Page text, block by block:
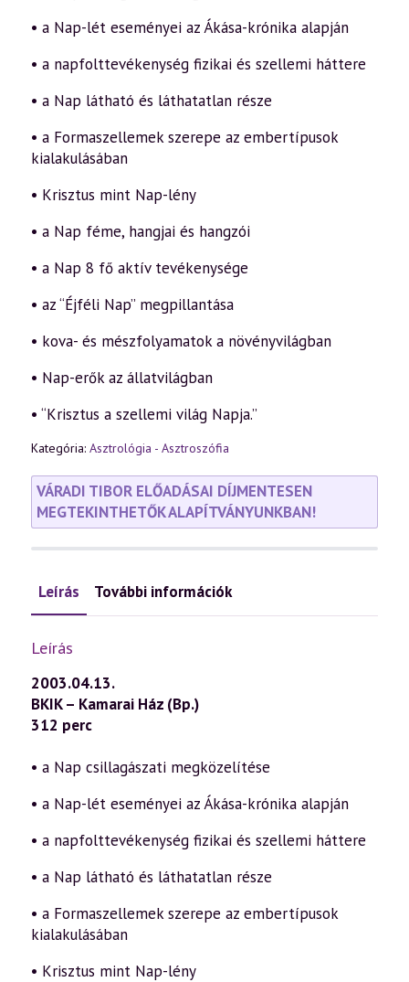
mennyiség
• a Nap-lét eseményei az Ákása-krónika alapján
• a napfolttevékenység fizikai és szellemi háttere
• a Nap látható és láthatatlan része
• a Formaszellemek szerepe az embertípusok
kialakulásában
• Krisztus mint Nap-lény
• a Nap féme, hangjai és hangzói
• a Nap 8 fő aktív tevékenysége
• az “Éjféli Nap” megpillantása
• kova- és mészfolyamatok a növényvilágban
• Nap-erők az állatvilágban
• “Krisztus a szellemi világ Napja.”
Kategória: Asztrológia - Asztroszófia
VÁRADI TIBOR ELŐADÁSAI DÍJMENTESEN
MEGTEKINTHETŐK ALAPÍTVÁNYUNKBAN!
Leírás További információk
Leírás
2003.04.13.
BKIK – Kamarai Ház (Bp.)
312 perc
• a Nap csillagászati megközelítése
• a Nap-lét eseményei az Ákása-krónika alapján
• a napfolttevékenység fizikai és szellemi háttere
• a Nap látható és láthatatlan része
• a Formaszellemek szerepe az embertípusok
kialakulásában
• Krisztus mint Nap-lény